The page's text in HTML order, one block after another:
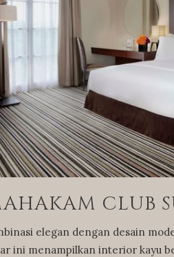
CLUB
elegan dengan desain
ini menampilkan interior kayu